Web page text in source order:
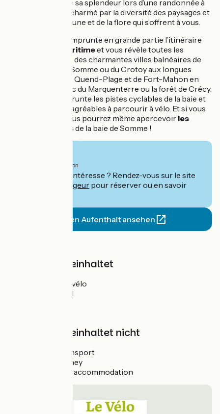
dévoile dans toute sa splendeur lors d’une randonnée à
vélo ! Vous serez charmé par la diversité des paysages et
la richesse de la faune et de la flore qui s’offrent à vous.
Ce séjour à vélo emprunte en grande partie l’itinéraire
la Vélomaritimeet vous révèle toutes les
facettes de la baie, des charmantes villes balnéaires de
Saint-Valéry-sur-Somme ou du Crotoy aux longues
plages de sable de Quend-Plage et de Fort-Mahon en
passant par le parc du Marquenterre ou la forêt de Crécy.
Votre circuit emprunte les pistes cyclables de la baie et
de petites routes agréables à parcourir à vélo. Et si vous
êtes chanceux, vous pourrez même apercevoir les
fameux phoquesde la baie de Somme !
pro Person
Ce séjour vous intéresse ? Rendez-vous sur le site
Le Vélo Voyageur pour réserver ou en savoir
Diesen Aufenthalt ansehen
Der Preis beinhaltet
Location de vélo
Nuits d'hôtel
Der Preis beinhaltet nicht
Luggage transport
Return journey
Extra night’s accommodation